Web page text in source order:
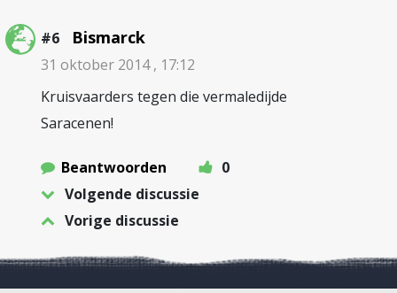
#6 Bismarck
31 oktober 2014 , 17:12
Kruisvaarders tegen die vermaledijde
Saracenen!
Beantwoorden
0
Volgende discussie
Vorige discussie